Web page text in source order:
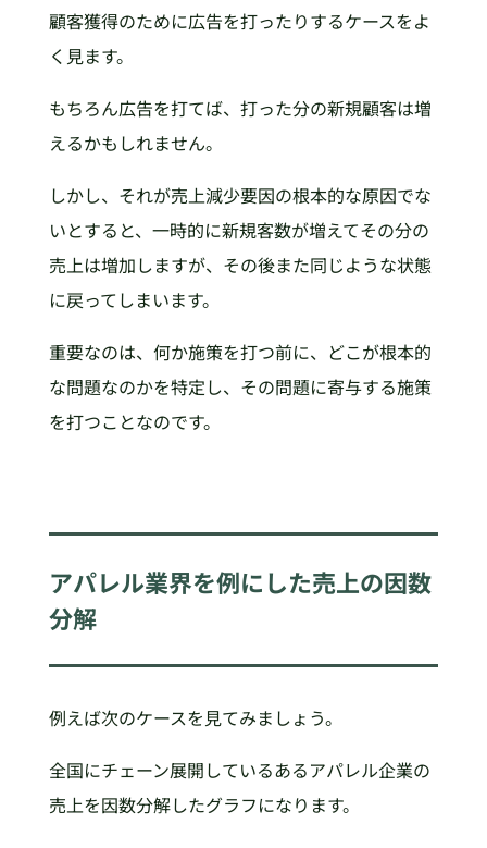
顧客獲得のために広告を打ったりするケースをよ
く見ます。
もちろん広告を打てば、打った分の新規顧客は増
えるかもしれません。
しかし、それが売上減少要因の根本的な原因でな
いとすると、一時的に新規客数が増えてその分の
売上は増加しますが、その後また同じような状態
に戻ってしまいます。
重要なのは、何か施策を打つ前に、どこが根本的
な問題なのかを特定し、その問題に寄与する施策
を打つことなのです。
アパレル業界を例にした売上の因数
分解
例えば次のケースを見てみましょう。
全国にチェーン展開しているあるアパレル企業の
売上を因数分解したグラフになります。